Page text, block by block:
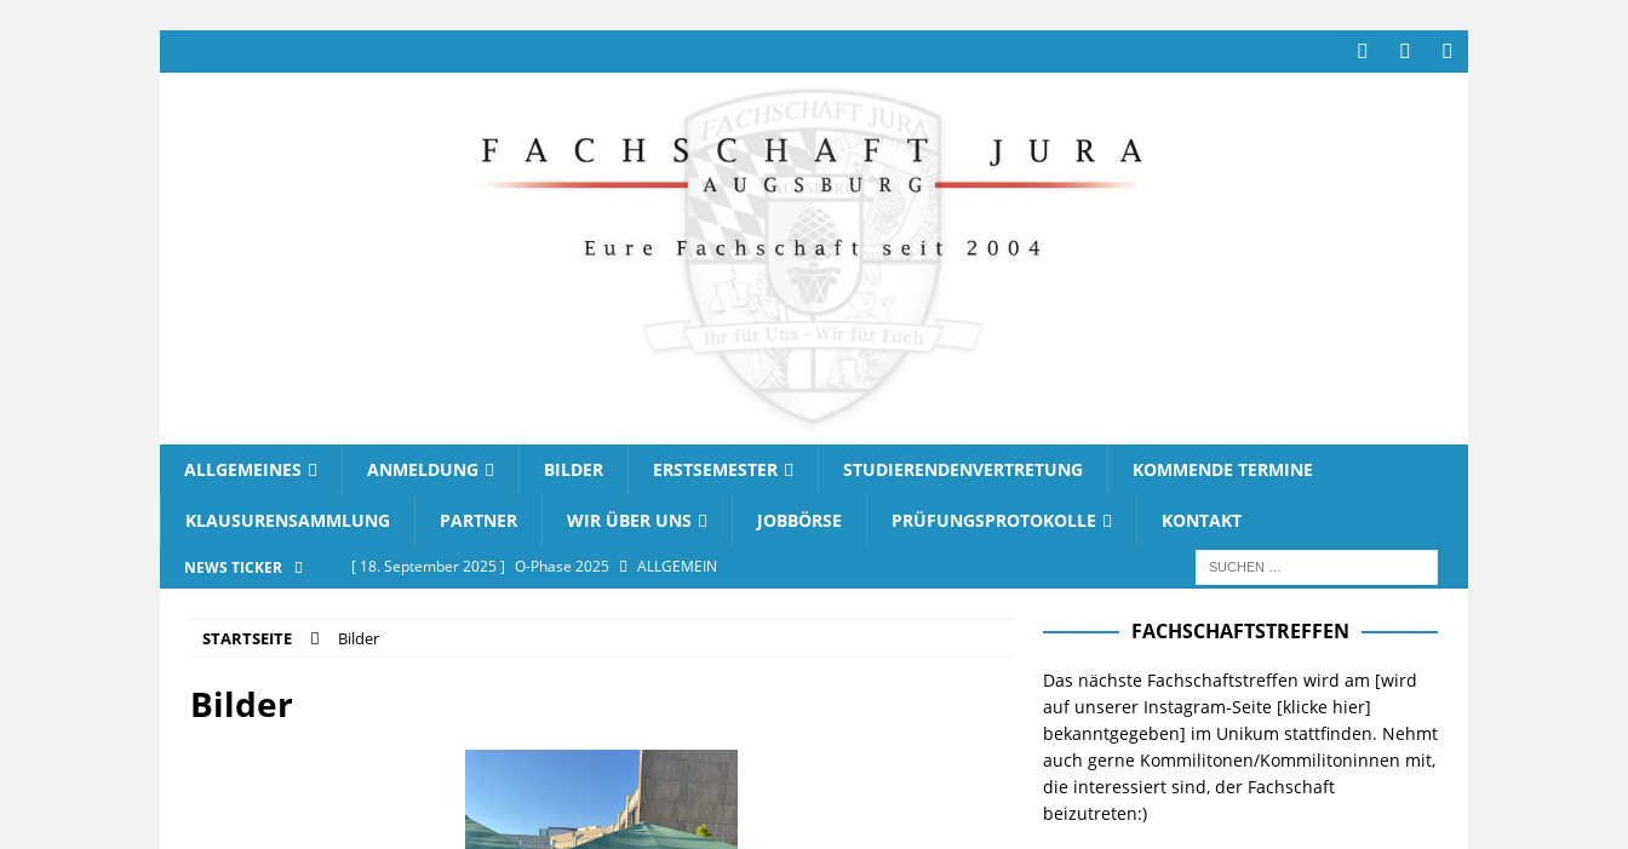
ALLGEMEINES ANMELDUNG BILDER ERSTSEMESTER STUDIERENDENVERTRETUNG KOMMENDE TERMINE
KLAUSURENSAMMLUNG PARTNER WIR ÜBER UNS JOBBÖRSE PRÜFUNGSPROTOKOLLE KONTAKT
NEWS TICKER [ 18. September 2025 ] O-Phase 2025
ALLGEMEIN
[ 20. September 2025 ]
STARTSEITE Bilder
Bilder
FACHSCHAFTSTREFFEN
Das nächste Fachschaftstreffen wird am [wird
auf unserer Instagram-Seite [klicke hier]
bekanntgegeben] im Unikum stattfinden. Nehmt
auch gerne Kommilitonen/Kommilitoninnen mit,
die interessiert sind, der Fachschaft
beizutreten:)